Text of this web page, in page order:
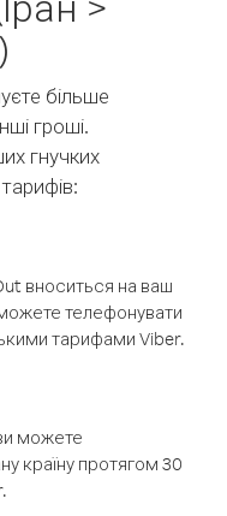
більше
гроші.
гнучких
вноситься на ваш
телефонувати
тарифами Viber.
можете
країну протягом 30